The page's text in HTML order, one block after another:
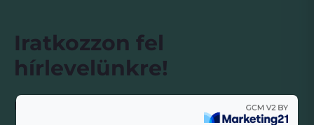
Iratkozzon fel
hírlevelünkre!
Érdekességek, hasznos információk